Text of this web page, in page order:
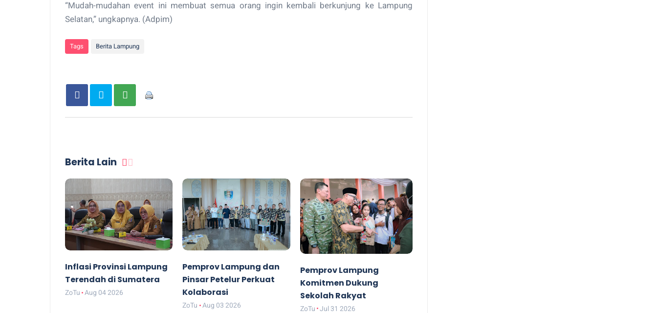
“Mudah-mudahan event ini membuat semua orang ingin kembali berkunjung ke Lampung
Selatan,” ungkapnya. (Adpim)
Tags Berita Lampung
Berita Lain
Inflasi Provinsi Lampung
Terendah di Sumatera
ZoTu Aug 04 2026
Pemprov Lampung dan
Pinsar Petelur Perkuat
Kolaborasi
ZoTu Aug 03 2026
Pemprov Lampung
Komitmen Dukung
Sekolah Rakyat
ZoTu Jul 31 2026